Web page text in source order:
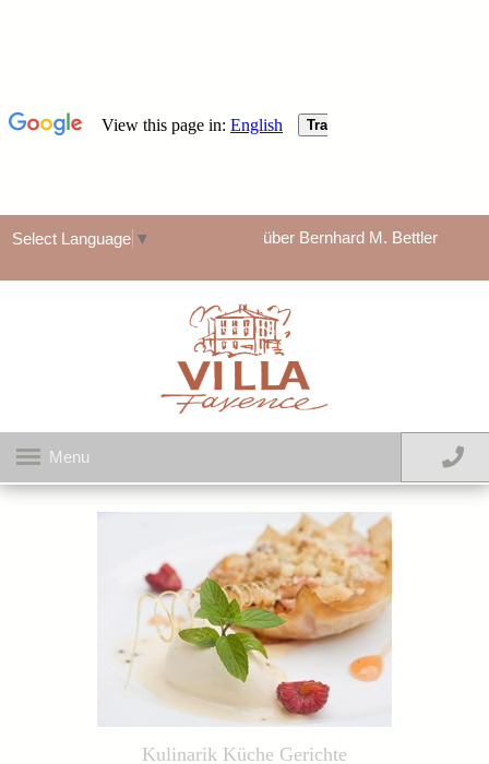
Select Language ▼ über Bernhard M. Bettler
Menu
Kulinarik Küche Gerichte